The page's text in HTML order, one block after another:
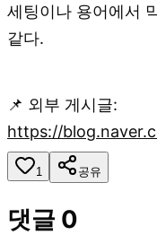
세팅이나 용어에서
같다.
📌 외부 게시글:
https://
1 공유
댓글 0